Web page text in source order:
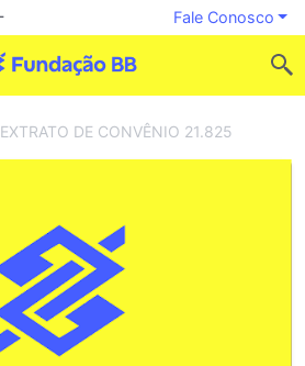
Fale Conosco
EXTRATO DE CONVÊNIO 21.825